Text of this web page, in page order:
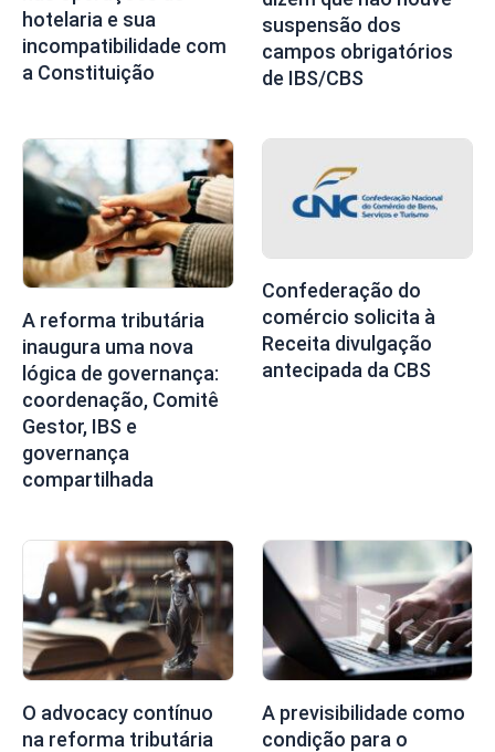
hotelaria e sua
incompatibilidade com
a Constituição
suspensão dos
campos obrigatórios
de IBS/CBS
A reforma tributária
inaugura uma nova
lógica de governança:
coordenação, Comitê
Gestor, IBS e
governança
compartilhada
Confederação do
comércio solicita à
Receita divulgação
antecipada da CBS
O advocacy contínuo
na reforma tributária
A previsibilidade como
condição para o